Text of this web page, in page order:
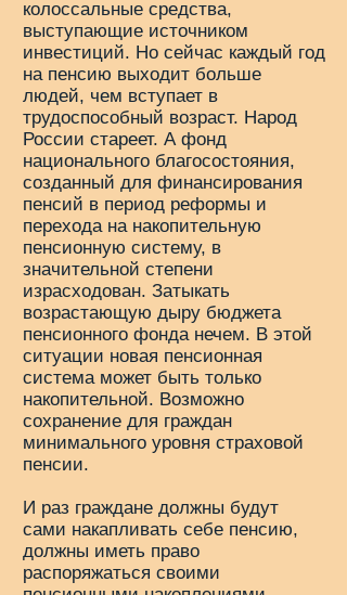
колоссальные средства,
выступающие источником
инвестиций. Но сейчас каждый год
на пенсию выходит больше
людей, чем вступает в
трудоспособный возраст. Народ
России стареет. А фонд
национального благосостояния,
созданный для финансирования
пенсий в период реформы и
перехода на накопительную
пенсионную систему, в
значительной степени
израсходован. Затыкать
возрастающую дыру бюджета
пенсионного фонда нечем. В этой
ситуации новая пенсионная
система может быть только
накопительной. Возможно
сохранение для граждан
минимального уровня страховой
пенсии.
И раз граждане должны будут
сами накапливать себе пенсию,
должны иметь право
распоряжаться своими